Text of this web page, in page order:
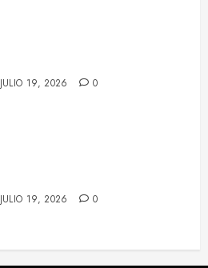
JULIO 19, 2026 0
JULIO 19, 2026 0